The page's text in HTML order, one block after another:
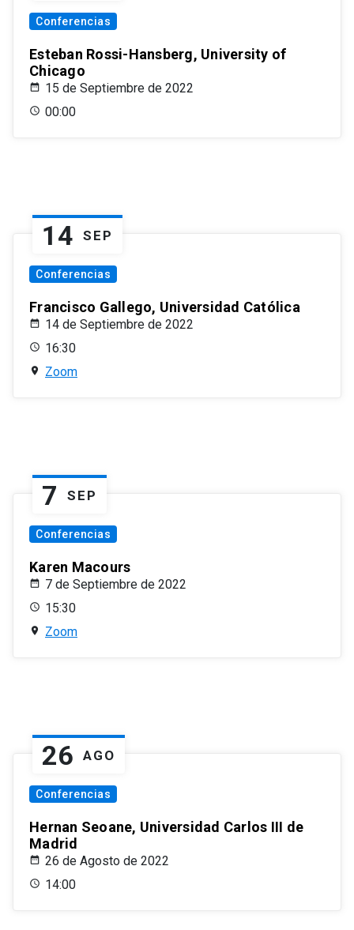
Conferencias
Esteban Rossi-Hansberg, University of
Chicago
15 de Septiembre de 2022
00:00
14 SEP
Conferencias
Francisco Gallego, Universidad Católica
14 de Septiembre de 2022
16:30
Zoom
7 SEP
Conferencias
Karen Macours
7 de Septiembre de 2022
15:30
Zoom
26 AGO
Conferencias
Hernan Seoane, Universidad Carlos III de
Madrid
26 de Agosto de 2022
14:00